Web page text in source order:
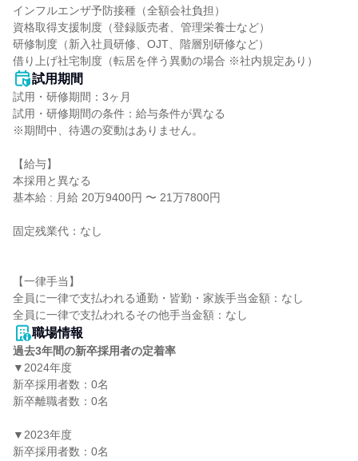
インフルエンザ予防接種（全額会社負担）
資格取得支援制度（登録販売者、管理栄養士など）
研修制度（新入社員研修、OJT、階層別研修など）
借り上げ社宅制度（転居を伴う異動の場合 ※社内規定あり）
試用期間
試用・研修期間：3ヶ月
試用・研修期間の条件：給与条件が異なる
※期間中、待遇の変動はありません。
【給与】
本採用と異なる
基本給 : 月給 20万9400円 〜 21万7800円
固定残業代：なし
【一律手当】
全員に一律で支払われる通勤・皆勤・家族手当金額：なし
職場情報
過去3年間の新卒採用者の定着率
▼2024年度
新卒採用者数：0名
新卒離職者数：0名
▼2023年度
新卒採用者数：0名